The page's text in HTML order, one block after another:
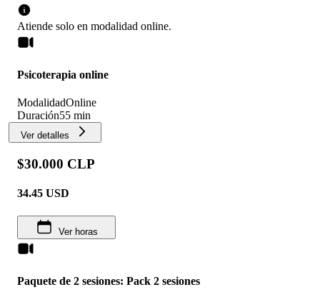
Atiende solo en modalidad online.
Psicoterapia online
ModalidadOnline
Duración55 min
Ver detalles
$30.000 CLP
34.45 USD
Ver horas
Paquete de 2 sesiones: Pack 2 sesiones